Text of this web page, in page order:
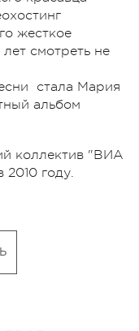
жесткое
смотреть не
стала Мария
альбом
коллектив "ВИА
2010 году.